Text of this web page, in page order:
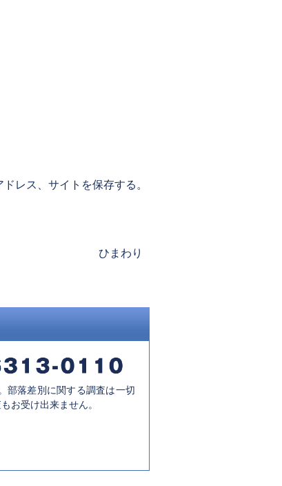
レス、サイトを保存する。
Next
ひまわり
部落差別に関する調査は一切
お受け出来ません。